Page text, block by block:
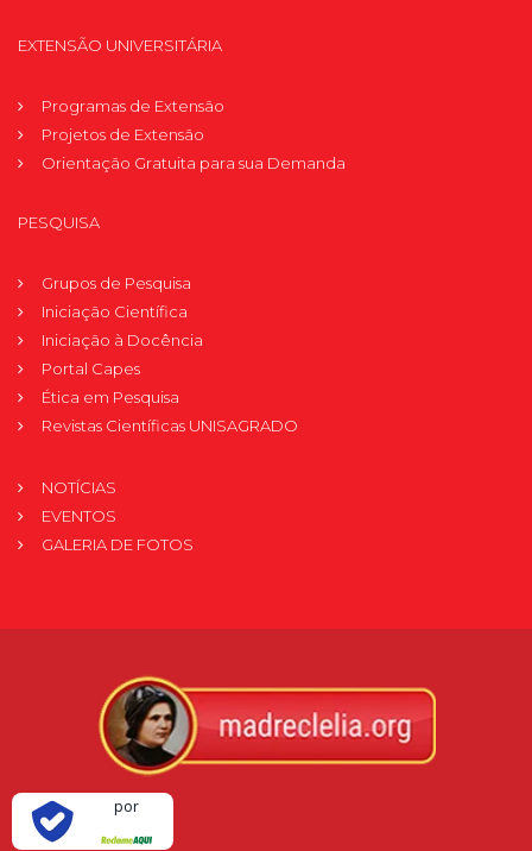
EXTENSÃO UNIVERSITÁRIA
Programas de Extensão
Projetos de Extensão
Orientação Gratuita para sua Demanda
PESQUISA
Grupos de Pesquisa
Iniciação Científica
Iniciação à Docência
Portal Capes
Ética em Pesquisa
Revistas Científicas UNISAGRADO
NOTÍCIAS
EVENTOS
GALERIA DE FOTOS
por